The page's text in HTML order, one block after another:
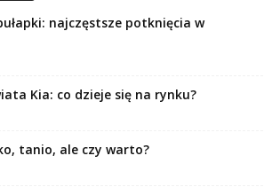
najczęstsze potknięcia w
Kia: co dzieje się na rynku?
tanio, ale czy warto?